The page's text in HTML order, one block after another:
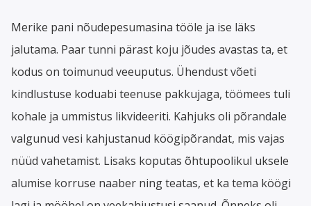
Merike pani nõudepesumasina tööle ja ise läks
jalutama. Paar tunni pärast koju jõudes avastas ta, et
kodus on toimunud veeuputus. Ühendust võeti
kindlustuse koduabi teenuse pakkujaga, töömees tuli
kohale ja ummistus likvideeriti. Kahjuks oli põrandale
valgunud vesi kahjustanud köögipõrandat, mis vajas
nüüd vahetamist. Lisaks koputas õhtupoolikul uksele
alumise korruse naaber ning teatas, et ka tema köögi